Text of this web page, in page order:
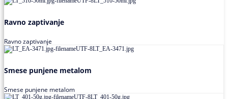
Ravno zaptivanje
Ravno zaptivanje
Smese punjene metalom
Smese punjene metalom